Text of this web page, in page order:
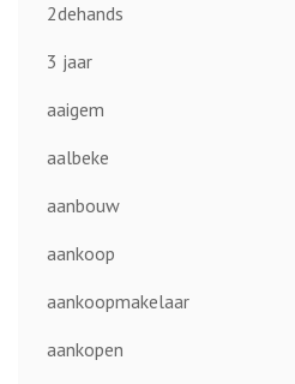
2dehands
3 jaar
aaigem
aalbeke
aanbouw
aankoop
aankoopmakelaar
aankopen